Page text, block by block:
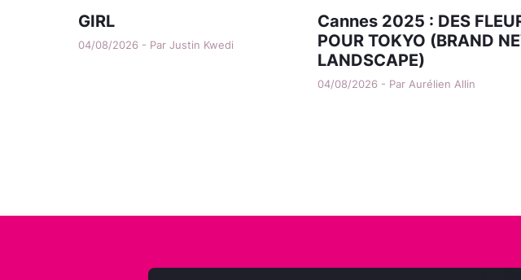
GIRL
04/08/2026 - Par Justin Kwedi
Cannes 2025 : DES
POUR TOKYO (BRAND
LANDSCAPE)
04/08/2026 - Par Aurélien Allin